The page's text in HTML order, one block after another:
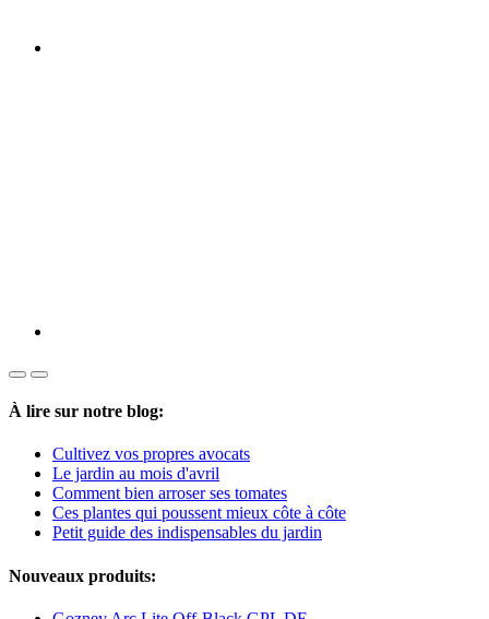
À lire sur notre blog:
Cultivez vos propres avocats
Le jardin au mois d'avril
Comment bien arroser ses tomates
Ces plantes qui poussent mieux côte à côte
Petit guide des indispensables du jardin
Nouveaux produits: